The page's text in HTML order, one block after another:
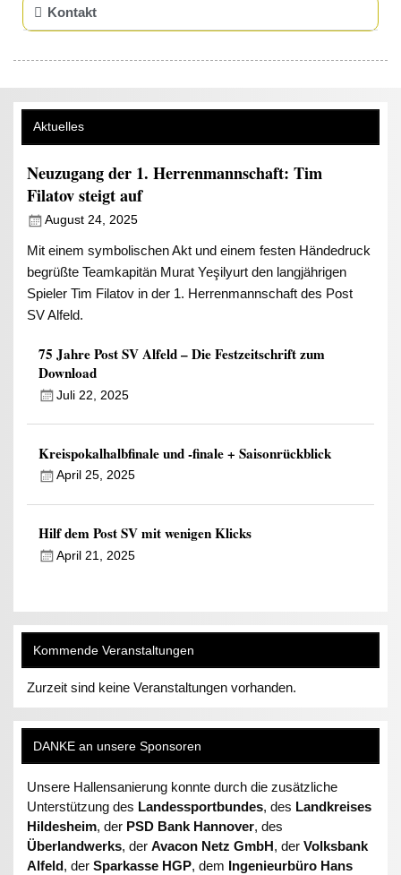
Kontakt
Aktuelles
Neuzugang der 1. Herrenmannschaft: Tim
Filatov steigt auf
August 24, 2025
Mit einem symbolischen Akt und einem festen Händedruck
begrüßte Teamkapitän Murat Yeşilyurt den langjährigen
Spieler Tim Filatov in der 1. Herrenmannschaft des Post
SV Alfeld.
75 Jahre Post SV Alfeld – Die Festzeitschrift zum
Download
Juli 22, 2025
Kreispokalhalbfinale und -finale + Saisonrückblick
April 25, 2025
Hilf dem Post SV mit wenigen Klicks
April 21, 2025
Kommende Veranstaltungen
Zurzeit sind keine Veranstaltungen vorhanden.
DANKE an unsere Sponsoren
Unsere Hallensanierung konnte durch die zusätzliche
Unterstützung des Landessportbundes, des Landkreises
Hildesheim, der PSD Bank Hannover, des
Überlandwerks, derAvacon Netz GmbH, derVolksbank
Alfeld, derSparkasse HGP, dem Ingenieurbüro Hans